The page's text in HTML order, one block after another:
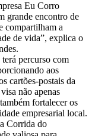
Eu Corro
grande encontro de
compartilham a
de vida”, explica o
percurso com
aos
cartões-postais da
não apenas
fortalecer os
empresarial local.
Corrida do